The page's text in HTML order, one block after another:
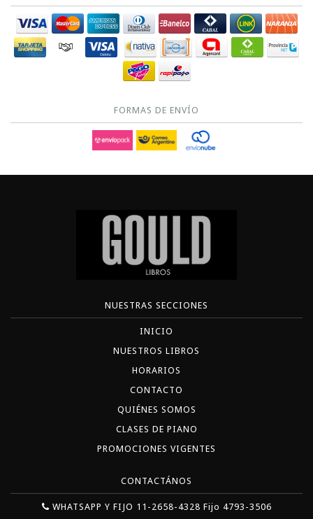
FORMAS DE ENVÍO
NUESTRAS SECCIONES
INICIO
NUESTROS LIBROS
HORARIOS
CONTACTO
QUIÉNES SOMOS
CLASES DE PIANO
PROMOCIONES VIGENTES
CONTACTÁNOS
WHATSAPP Y FIJO 11-2658-4328 Fijo 4793-3506